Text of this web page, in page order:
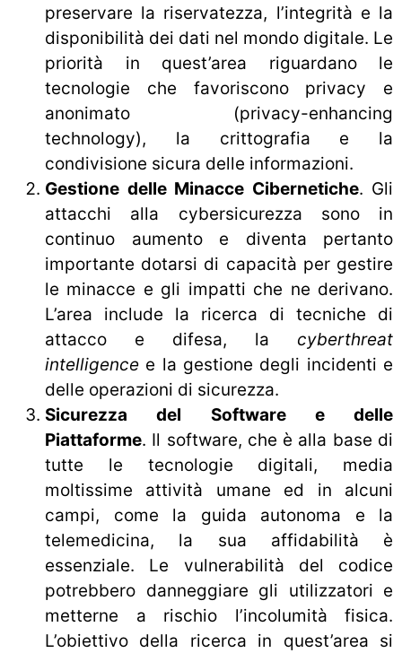
preservare la riservatezza, l’integrità e la
disponibilità dei dati nel mondo digitale. Le
priorità in quest’area riguardano le
tecnologie che favoriscono privacy e
anonimato (privacy-enhancing
technology), la crittografia e la
condivisione sicura delle informazioni.
Gestione delle Minacce Cibernetiche. Gli
attacchi alla cybersicurezza sono in
continuo aumento e diventa pertanto
importante dotarsi di capacità per gestire
le minacce e gli impatti che ne derivano.
L’area include la ricerca di tecniche di
attacco e difesa, la cyberthreat
intelligence e la gestione degli incidenti e
delle operazioni di sicurezza.
Sicurezza del Software e delle
Piattaforme. Il software, che è alla base di
tutte le tecnologie digitali, media
moltissime attività umane ed in alcuni
campi, come la guida autonoma e la
telemedicina, la sua affidabilità è
essenziale. Le vulnerabilità del codice
potrebbero danneggiare gli utilizzatori e
metterne a rischio l’incolumità fisica.
L’obiettivo della ricerca in quest’area si